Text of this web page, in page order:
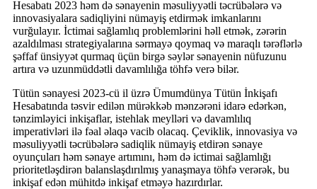
Hesabatı 2023 həm də sənayenin məsuliyyətli təcrübələrə və
innovasiyalara sadiqliyini nümayiş etdirmək imkanlarını
vurğulayır. İctimai sağlamlıq problemlərini həll etmək, zərərin
azaldılması strategiyalarına sərmayə qoymaq və maraqlı tərəflərlə
şəffaf ünsiyyət qurmaq üçün birgə səylər sənayenin nüfuzunu
artıra və uzunmüddətli davamlılığa töhfə verə bilər.
Tütün sənayesi 2023-cü il üzrə Ümumdünya Tütün İnkişafı
Hesabatında təsvir edilən mürəkkəb mənzərəni idarə edərkən,
tənzimləyici inkişaflar, istehlak meylləri və davamlılıq
imperativləri ilə fəal əlaqə vacib olacaq. Çeviklik, innovasiya və
məsuliyyətli təcrübələrə sadiqlik nümayiş etdirən sənaye
oyunçuları həm sənaye artımını, həm də ictimai sağlamlığı
prioritetləşdirən balanslaşdırılmış yanaşmaya töhfə verərək, bu
inkişaf edən mühitdə inkişaf etməyə hazırdırlar.